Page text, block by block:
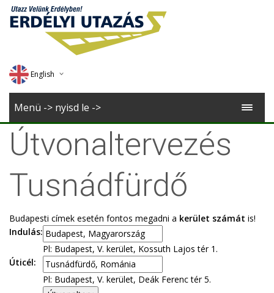
English
Deutsch
Romana
Menü -> nyisd le ->
Útvonaltervezés
Tusnádfürdő
Budapesti címek esetén fontos megadni a kerület számát is!
Indulás:
Pl: Budapest, V. kerület, Kossuth Lajos tér 1.
Úticél:
Pl: Budapest, V. kerület, Deák Ferenc tér 5.